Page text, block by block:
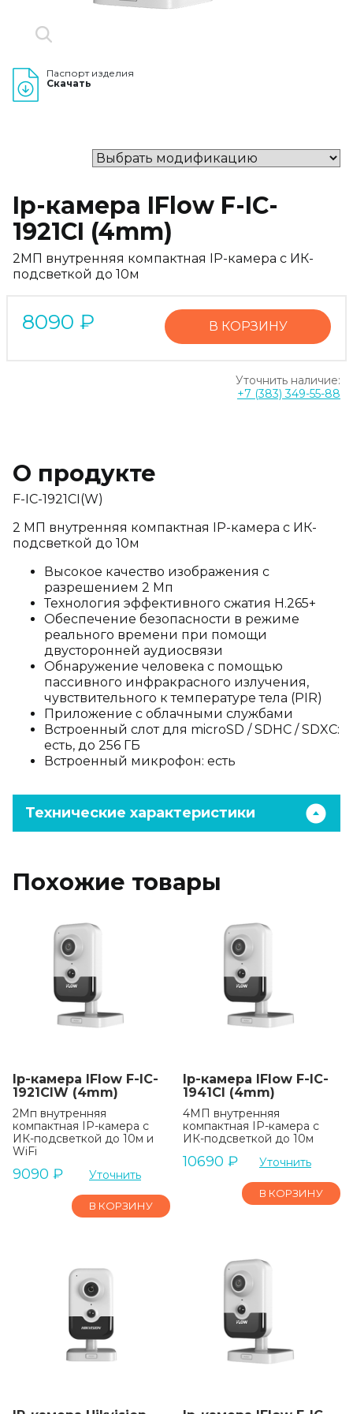
Паспорт изделия
Скачать
Ip-камера IFlow F-IC-
1921CI (4mm)
2МП внутренняя компактная IP-камера c ИК-
подсветкой до 10м
8090 ₽ В КОРЗИНУ
Уточнить наличие:
+7 (383) 349-55-88
О продукте
F-IC-1921CI(W)
2 МП внутренняя компактная IP-камера с ИК-
подсветкой до 10м
Высокое качество изображения с
разрешением 2 Мп
Технология эффективного сжатия H.265+
Обеспечение безопасности в режиме
реального времени при помощи
двусторонней аудиосвязи
Обнаружение человека с помощью
пассивного инфракрасного излучения,
чувствительного к температуре тела (PIR)
Приложение с облачными службами
Встроенный слот для microSD / SDHC / SDXC:
есть, до 256 ГБ
Встроенный микрофон: есть
Технические характеристики
Похожие товары
Ip-камера IFlow F-IC-
1921CIW (4mm)
2Мп внутренняя
компактная IP-камера c
ИК-подсветкой до 10м и
WiFi
9090 ₽ Уточнить
В КОРЗИНУ
Ip-камера IFlow F-IC-
1941CI (4mm)
4МП внутренняя
компактная IP-камера c
ИК-подсветкой до 10м
10690 ₽ Уточнить
В КОРЗИНУ